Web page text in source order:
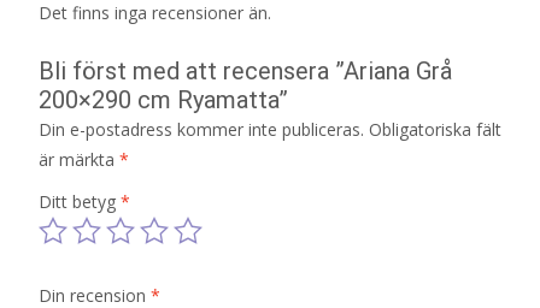
Det finns inga recensioner än.
Bli först med att recensera ”Ariana Grå
200×290 cm Ryamatta”
Din e-postadress kommer inte publiceras. Obligatoriska fält
är märkta *
Ditt betyg *
Din recension *